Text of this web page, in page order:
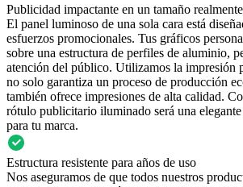
Publicidad impactante en un tamaño
El panel luminoso de una sola cara está
esfuerzos promocionales. Tus gráficos
sobre una estructura de perfiles de aluminio,
atención del público. Utilizamos la impresión
no solo garantiza un proceso de producción
también ofrece impresiones de alta calidad.
rótulo publicitario iluminado será una elegante
para tu marca.
Estructura resistente para años de uso
Nos aseguramos de que todos nuestros